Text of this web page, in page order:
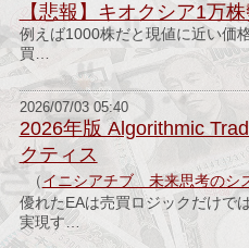
【悲報】キオクシア1万
例えば1000株だと現値に近い価
買…
2026/07/03 05:40
2026年版 Algorithmic
クティス
（イニシアチブ 未来思考のシ
優れたEAは売買ロジックだけで
実現す…